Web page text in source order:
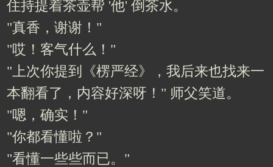
住持提着茶壶帮 '他' 倒茶水。
"真香，谢谢！"
"哎！客气什么！"
"上次你提到《楞严经》，我后来也找来一
本翻看了，内容好深呀！" 师父笑道。
"嗯，确实！"
"你都看懂啦？"
"看懂一些些而已。"